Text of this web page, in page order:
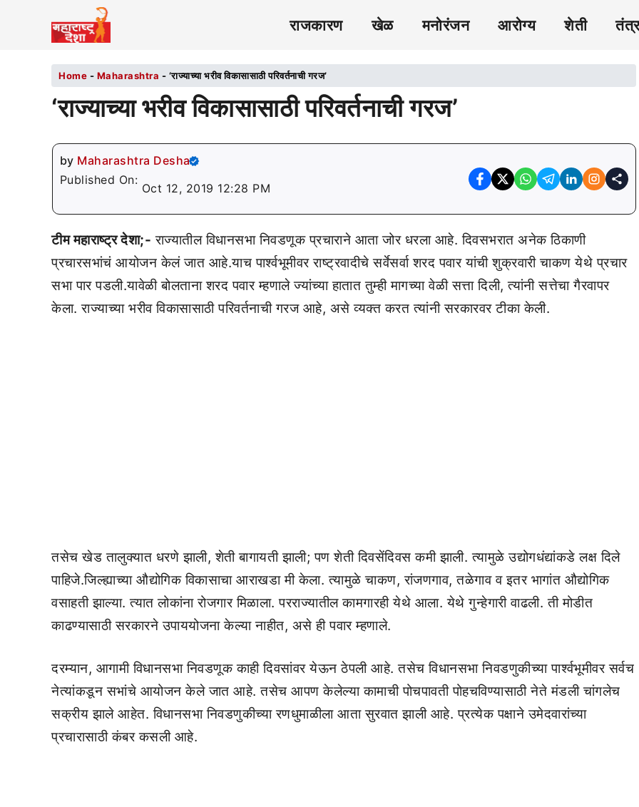
राजकारण खेळ मनोरंजन आरोग्य शेती
Home - Maharashtra - ‘राज्याच्या भरीव विकासासाठी परिवर्तनाची गरज’
‘राज्याच्या भरीव विकासासाठी परिवर्तनाची गरज’
by Maharashtra Desha
Published On:
Oct 12, 2019 12:28 PM
टीम महाराष्ट्र देशा;- राज्यातील विधानसभा निवडणूक प्रचाराने आता जोर धरला आहे. दिवसभरात अनेक ठिकाणी
प्रचारसभांचं आयोजन केलं जात आहे.याच पार्श्वभूमीवर राष्ट्रवादीचे सर्वेसर्वा शरद पवार यांची शुक्रवारी चाकण येथे प्रचार
सभा पार पडली.यावेळी बोलताना शरद पवार म्हणाले ज्यांच्या हातात तुम्ही मागच्या वेळी सत्ता दिली, त्यांनी सत्तेचा गैरवापर
केला. राज्याच्या भरीव विकासासाठी परिवर्तनाची गरज आहे, असे व्यक्त करत त्यांनी सरकारवर टीका केली.
तसेच खेड तालुक्यात धरणे झाली, शेती बागायती झाली; पण शेती दिवसेंदिवस कमी झाली. त्यामुळे उद्योगधंद्यांकडे लक्ष दिले
पाहिजे.जिल्ह्याच्या औद्योगिक विकासाचा आराखडा मी केला. त्यामुळे चाकण, रांजणगाव, तळेगाव व इतर भागांत औद्योगिक
वसाहती झाल्या. त्यात लोकांना रोजगार मिळाला. परराज्यातील कामगारही येथे आला. येथे गुन्हेगारी वाढली. ती मोडीत
काढण्यासाठी सरकारने उपाययोजना केल्या नाहीत, असे ही पवार म्हणाले.
दरम्यान, आगामी विधानसभा निवडणूक काही दिवसांवर येऊन ठेपली आहे. तसेच विधानसभा निवडणुकीच्या पार्श्वभूमीवर सर्वच
नेत्यांकडून सभांचे आयोजन केले जात आहे. तसेच आपण केलेल्या कामाची पोचपावती पोहचविण्यासाठी नेते मंडली चांगलेच
सक्रीय झाले आहेत. विधानसभा निवडणुकीच्या रणधुमाळीला आता सुरवात झाली आहे. प्रत्येक पक्षाने उमेदवारांच्या
प्रचारासाठी कंबर कसली आहे.